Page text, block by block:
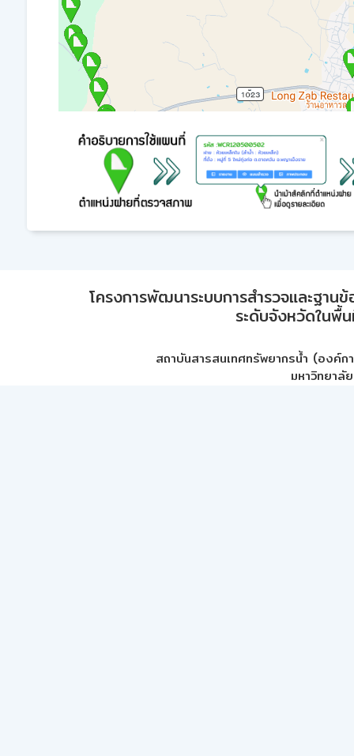
โครงการพัฒนาระบบการสำรวจและฐา
ระดับจังหวัดในพื้
สถาบันสารสนเทศทรัพยากรน้ำ (องค์ก
มหาวิทยาลั